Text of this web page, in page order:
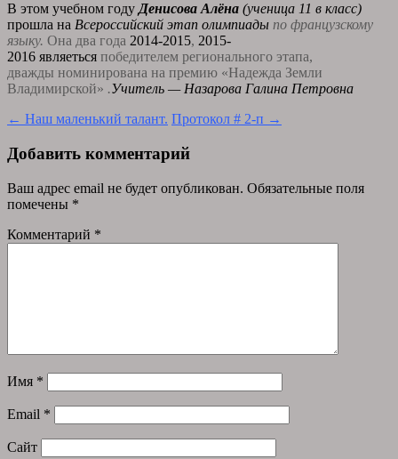
В этом учебном году Денисова Алёна (ученица 11 в класс)
прошла на Всероссийский этап олимпиады по французскому
языку. Она два года 2014-2015, 2015-
2016 являеться победителем регионального этапа,
дважды номинирована на премию «Надежда Земли
Владимирской» .Учитель — Назарова Галина Петровна
Post
navigation
← Наш маленький талант. Протокол # 2-п →
Добавить комментарий
Ваш адрес email не будет опубликован. Обязательные поля
помечены *
Комментарий *
Имя *
Email *
Сайт